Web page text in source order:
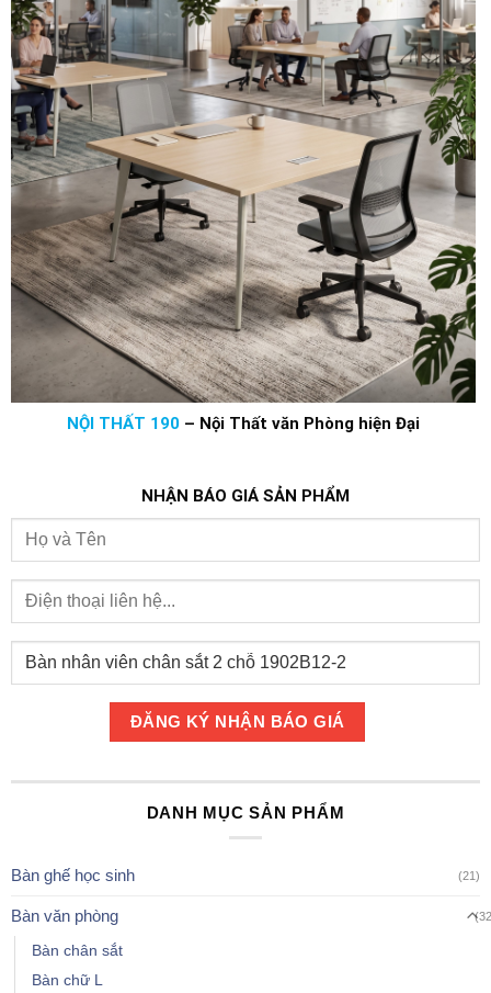
NỘI THẤT 190 – Nội Thất văn Phòng hiện Đại
NHẬN BÁO GIÁ SẢN PHẨM
DANH MỤC SẢN PHẨM
Bàn ghế học sinh (21)
Bàn văn phòng
Bàn chân sắt
Bàn chữ L